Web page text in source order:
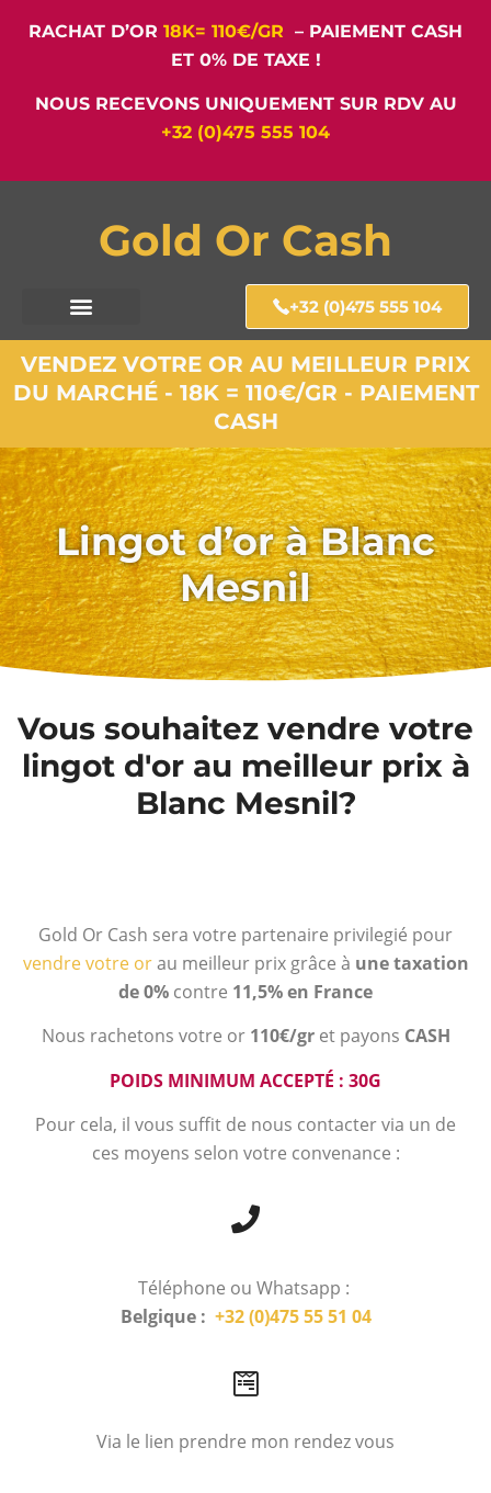
RACHAT D’OR 18K= 110€/GR – PAIEMENT CASH
ET 0% DE TAXE !
NOUS RECEVONS UNIQUEMENT SUR RDV AU
+32 (0)475 555 104
Gold Or Cash
+32 (0)475 555 104
VENDEZ VOTRE OR AU MEILLEUR PRIX
DU MARCHÉ - 18K = 110€/GR - PAIEMENT
CASH
Lingot d’or à Blanc
Mesnil
Vous souhaitez vendre votre
lingot d'or au meilleur prix à
Blanc Mesnil?
Gold Or Cash sera votre partenaire privilegié pour
vendre votre orau meilleur prix grâce à une taxation
de 0% contre 11,5% en France
Nous rachetons votre or 110€/gr et payons CASH
POIDS MINIMUM ACCEPTÉ : 30G
Pour cela, il vous suffit de nous contacter via un de
ces moyens selon votre convenance :
Téléphone ou Whatsapp :
Belgique : +32 (0)475 55 51 04
Via le lien prendre mon rendez vous